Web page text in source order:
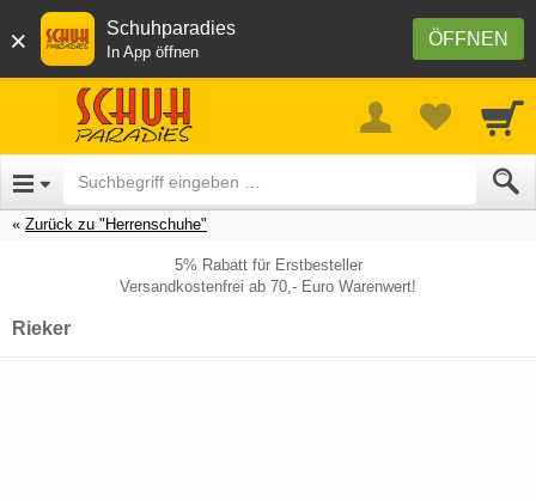
× ÖFFNEN
Schuhparadies
In App öffnen
Zurück zu "Herrenschuhe"
5% Rabatt für Erstbesteller
Versandkostenfrei ab 70,- Euro Warenwert!
Rieker